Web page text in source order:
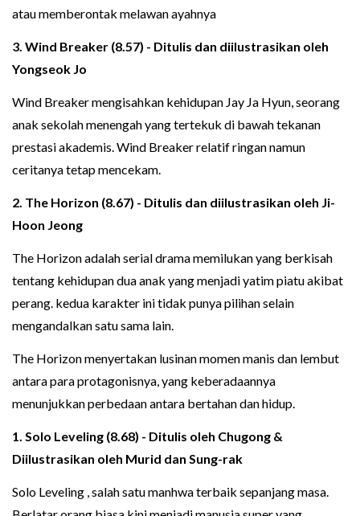
atau memberontak melawan ayahnya
3. Wind Breaker (8.57) - Ditulis dan diilustrasikan oleh
Yongseok Jo
Wind Breaker mengisahkan kehidupan Jay Ja Hyun, seorang
anak sekolah menengah yang tertekuk di bawah tekanan
prestasi akademis. Wind Breaker relatif ringan namun
ceritanya tetap mencekam.
2. The Horizon (8.67) - Ditulis dan diilustrasikan oleh Ji-
Hoon Jeong
The Horizon adalah serial drama memilukan yang berkisah
tentang kehidupan dua anak yang menjadi yatim piatu akibat
perang. kedua karakter ini tidak punya pilihan selain
mengandalkan satu sama lain.
The Horizon menyertakan lusinan momen manis dan lembut
antara para protagonisnya, yang keberadaannya
menunjukkan perbedaan antara bertahan dan hidup.
1. Solo Leveling (8.68) - Ditulis oleh Chugong &
Diilustrasikan oleh Murid dan Sung-rak
Solo Leveling , salah satu manhwa terbaik sepanjang masa.